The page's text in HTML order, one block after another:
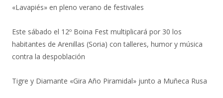
«Lavapiés» en pleno verano de festivales
Este sábado el 12º Boina Fest multiplicará por 30 los
habitantes de Arenillas (Soria) con talleres, humor y música
contra la despoblación
Tigre y Diamante «Gira Año Piramidal» junto a Muñeca Rusa